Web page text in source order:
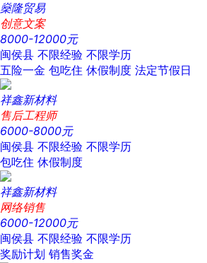
燊隆贸易
创意文案
8000-12000元
闽侯县 不限经验 不限学历
五险一金 包吃住 休假制度 法定节假日
祥鑫新材料
售后工程师
6000-8000元
闽侯县 不限经验 不限学历
包吃住 休假制度
祥鑫新材料
网络销售
6000-12000元
闽侯县 不限经验 不限学历
奖励计划 销售奖金